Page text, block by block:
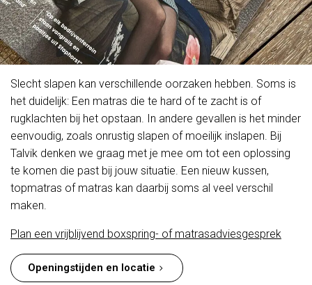
Slecht slapen kan verschillende oorzaken hebben. Soms is
het duidelijk: Een matras die te hard of te zacht is of
rugklachten bij het opstaan. In andere gevallen is het minder
eenvoudig, zoals onrustig slapen of moeilijk inslapen. Bij
Talvik denken we graag met je mee om tot een oplossing
te komen die past bij jouw situatie. Een nieuw kussen,
topmatras of matras kan daarbij soms al veel verschil
maken.
Plan een vrijblijvend boxspring- of matrasadviesgesprek
Openingstijden en locatie